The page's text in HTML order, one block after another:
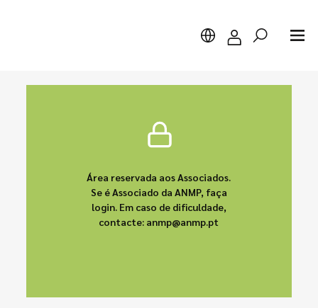
Área reservada aos Associados.
Se é Associado da ANMP, faça
login. Em caso de dificuldade,
contacte: anmp@anmp.pt